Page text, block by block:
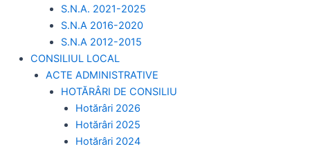
S.N.A. 2021-2025
S.N.A 2016-2020
S.N.A 2012-2015
CONSILIUL LOCAL
ACTE ADMINISTRATIVE
HOTĂRÂRI DE CONSILIU
Hotărâri 2026
Hotărâri 2025
Hotărâri 2024